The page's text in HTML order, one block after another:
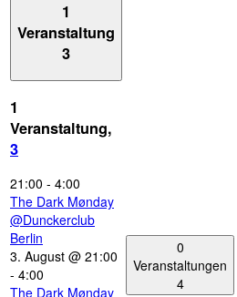
1
Veranstaltung
3
1
Veranstaltung,
3
21:00 - 4:00
The Dark Mønday
@Dunckerclub
Berlin
3. August @ 21:00
- 4:00
The Dark Mønday
0
Veranstaltungen
4